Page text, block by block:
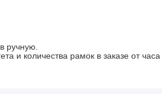
ручную.
и количества рамок в заказе от часа